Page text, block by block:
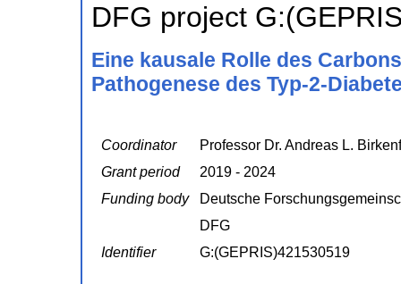
DFG project
Eine kausale Rolle des
Pathogenese des Typ-2-
Coordinator
Professor Dr. Andreas L.
Grant period
2019 - 2024
Funding body
Deutsche
DFG
Identifier
G:(GEPRIS)421530519